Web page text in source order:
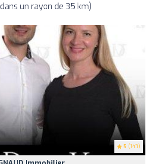
un rayon de 35 km)
5 (143)